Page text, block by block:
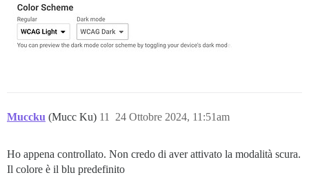
Muccku (Mucc Ku) 24 Ottobre 2024, 11:51am
11
Ho appena controllato. Non credo di aver attivato la modalità scura.
Il colore è il blu predefinito